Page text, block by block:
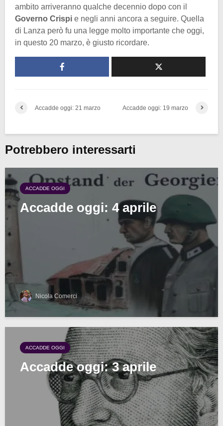
ambito arriveranno qualche decennio dopo con il
Governo Crispi e negli anni ancora a seguire. Quella
di Lanza però fu una legge molto importante che oggi,
in questo 20 marzo, è giusto ricordare.
Accadde oggi: 21 marzo Accadde oggi: 19 marzo
Potrebbero interessarti
ACCADDE OGGI
Accadde oggi: 4 aprile
Nicola Comerci
ACCADDE OGGI
Accadde oggi: 3 aprile